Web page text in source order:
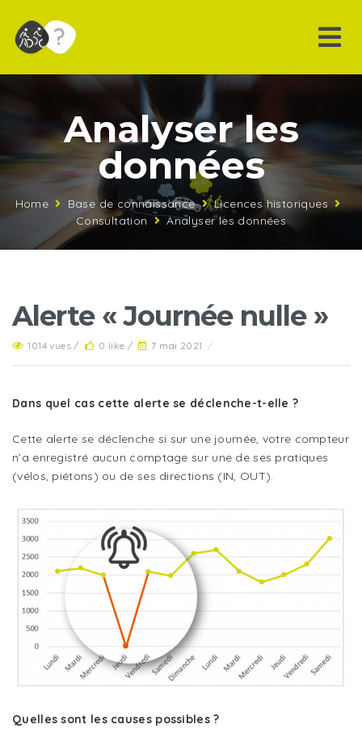
Analyser les
données
Home Base de connaissance
Licences historiques
Consultation
Analyser les données
Alerte « Journée nulle »
1014 vues / 0 like / 7 mai 2021 /
Dans quel cas cette alerte se déclenche-t-elle ?
Cette alerte se déclenche si sur une journée, votre compteur
n’a enregistré aucun comptage sur une de ses pratiques
(vélos, piétons) ou de ses directions (IN, OUT).
Quelles sont les causes possibles ?